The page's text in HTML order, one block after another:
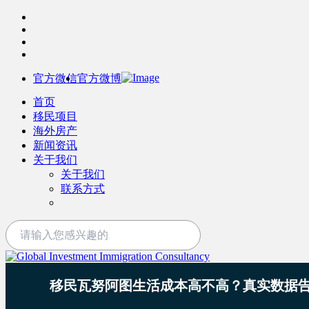
官方微信官方微博
首页
移民项目
海外房产
新闻资讯
关于我们
关于我们
联系方式
移民瓦努阿图生活成本高不高？真实数据